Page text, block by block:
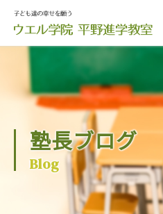
塾長ブログ
Blog